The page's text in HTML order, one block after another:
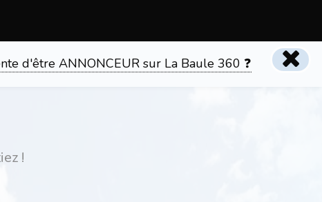
d'être ANNONCEUR sur La Baule 360 ❓
!